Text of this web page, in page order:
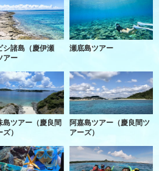
シ諸島（慶伊瀬
アー
瀬底島ツアー
島ツアー（慶良間
）
阿嘉島ツアー（慶良間ツ
アーズ）